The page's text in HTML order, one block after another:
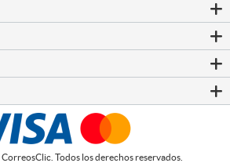
Todos los derechos reservados.